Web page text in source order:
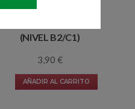
SEGUIDAS DEL
(NIVEL B2/C1)
3,90 €
AÑADIR AL CARRITO